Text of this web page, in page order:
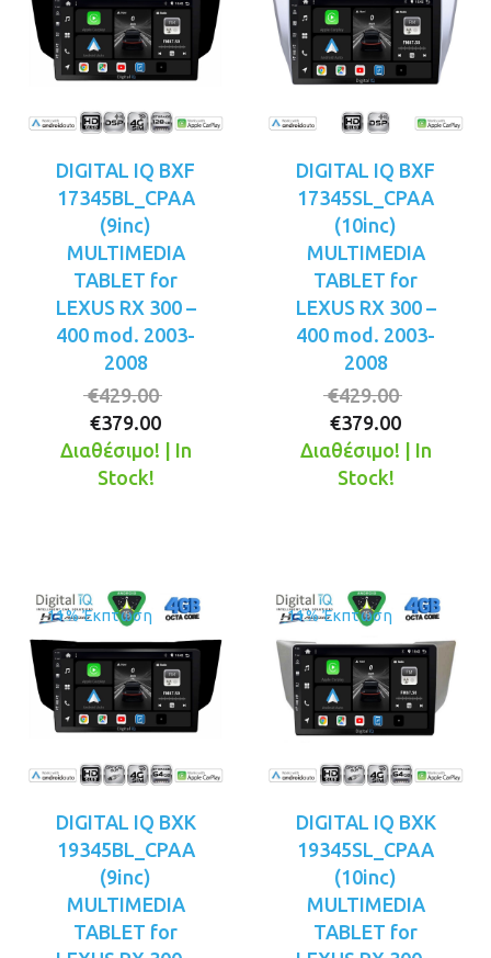
DIGITAL IQ BXF
17345BL_CPAA
(9inc)
MULTIMEDIA
TABLET for
LEXUS RX 300 –
400 mod. 2003-
2008
€429.00
was:
€379.00
τρέχουσα
Διαθέσιμο! | In
Stock!
DIGITAL IQ BXF
17345SL_CPAA
(10inc)
MULTIMEDIA
TABLET for
LEXUS RX 300 –
400 mod. 2003-
2008
€429.00
was:
€379.00
Διαθέσιμο! | In
Stock!
11% Έκπτωση
DIGITAL IQ BXK
19345BL_CPAA
(9inc)
MULTIMEDIA
TABLET for
11% Έκπτωση
DIGITAL IQ BXK
19345SL_CPAA
(10inc)
MULTIMEDIA
TABLET for